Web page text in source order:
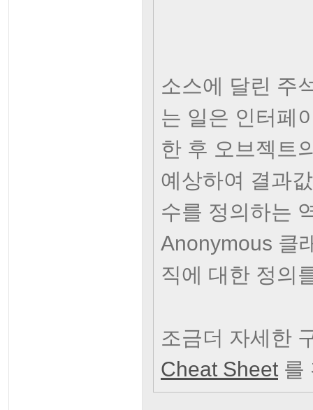
소스에 달린 주
는 일은 인터페
한 후 오브젝트
예상하여 결과
수를 정의하는
Anonymous 클
직에 대한 정의
조금더 자세한
Cheat Sheet 를